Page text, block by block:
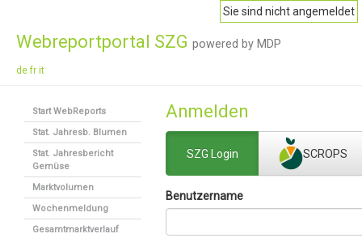
Webreportportal SZG powered by MDP
de fr it
Start WebReports
Stat. Jahresb. Blumen
Stat. Jahresbericht
Gemüse
Marktvolumen
Wochenmeldung
Gesamtmarktverlauf
Sie sind nicht angemeldet
Anmelden
SZG Login SCROPS
Benutzername